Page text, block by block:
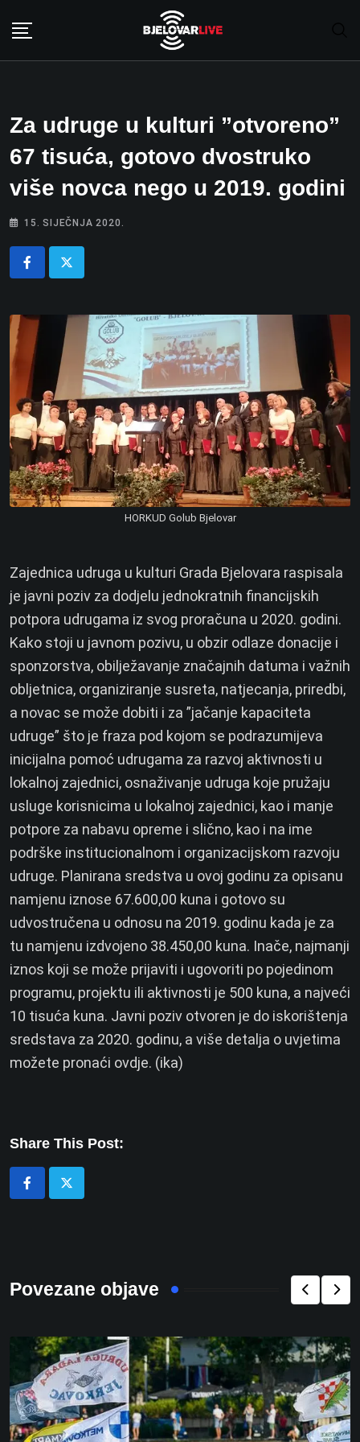
Za udruge u kulturi ”otvoreno”
67 tisuća, gotovo dvostruko
više novca nego u 2019. godini
15. SIJEČNJA 2020.
HORKUD Golub Bjelovar
Zajednica udruga u kulturi Grada Bjelovara raspisala
je javni poziv za dodjelu jednokratnih financijskih
potpora udrugama iz svog proračuna u 2020. godini.
Kako stoji u javnom pozivu, u obzir odlaze donacije i
sponzorstva, obilježavanje značajnih datuma i važnih
obljetnica, organiziranje susreta, natjecanja, priredbi,
a novac se može dobiti i za ”jačanje kapaciteta
udruge” što je fraza pod kojom se podrazumijeva
inicijalna pomoć udrugama za razvoj aktivnosti u
lokalnoj zajednici, osnaživanje udruga koje pružaju
usluge korisnicima u lokalnoj zajednici, kao i manje
potpore za nabavu opreme i slično, kao i na ime
podrške institucionalnom i organizacijskom razvoju
udruge. Planirana sredstva u ovoj godinu za opisanu
namjenu iznose 67.600,00 kuna i gotovo su
udvostručena u odnosu na 2019. godinu kada je za
tu namjenu izdvojeno 38.450,00 kuna. Inače, najmanji
iznos koji se može prijaviti i ugovoriti po pojedinom
programu, projektu ili aktivnosti je 500 kuna, a najveći
10 tisuća kuna. Javni poziv otvoren je do iskorištenja
sredstava za 2020. godinu, a više detalja o uvjetima
možete pronaći ovdje. (ika)
Share This Post:
Povezane objave